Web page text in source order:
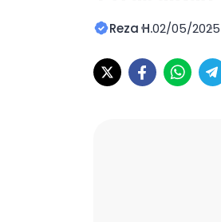
Reza H.02/05/2025